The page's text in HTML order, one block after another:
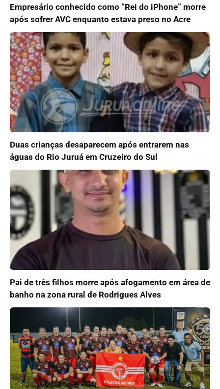
Empresário conhecido como “Rei do iPhone” morre
após sofrer AVC enquanto estava preso no Acre
Duas crianças desaparecem após entrarem nas
águas do Rio Juruá em Cruzeiro do Sul
Pai de três filhos morre após afogamento em área de
banho na zona rural de Rodrigues Alves